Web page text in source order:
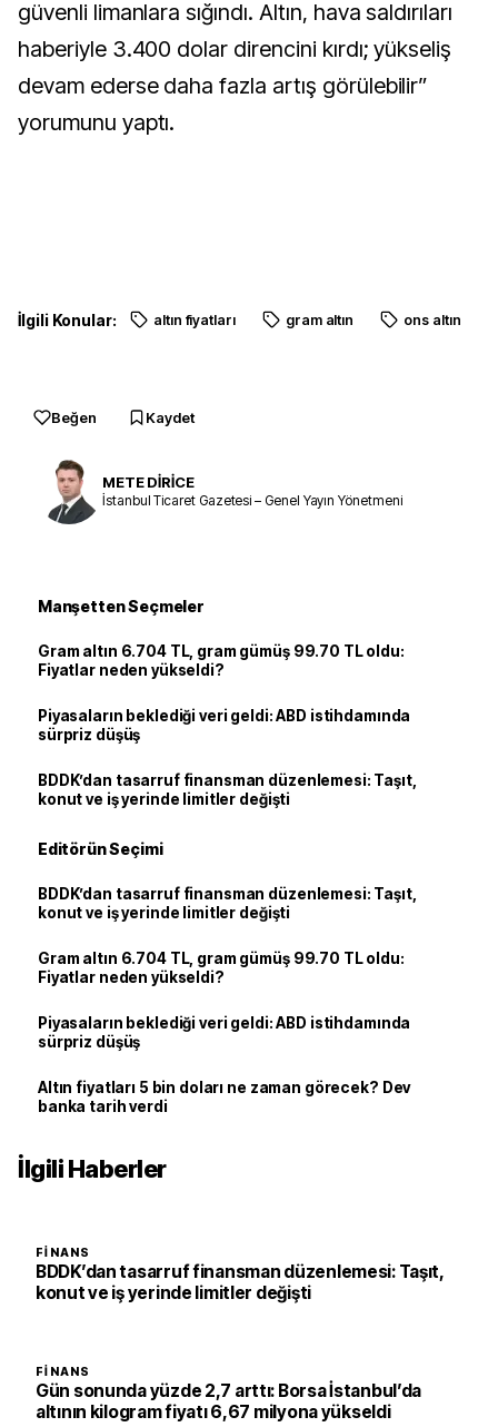
güvenli limanlara sığındı. Altın, hava saldırıları
haberiyle 3.400 dolar direncini kırdı; yükseliş
devam ederse daha fazla artış görülebilir”
yorumunu yaptı.
İlgili Konular: altın fiyatları gram altın ons altın
Beğen Kaydet
METE DİRİCE
İstanbul Ticaret Gazetesi – Genel Yayın Yönetmeni
Manşetten Seçmeler
Gram altın 6.704 TL, gram gümüş 99.70 TL oldu:
Fiyatlar neden yükseldi?
Piyasaların beklediği veri geldi: ABD istihdamında
sürpriz düşüş
BDDK’dan tasarruf finansman düzenlemesi: Taşıt,
konut ve iş yerinde limitler değişti
Editörün Seçimi
BDDK’dan tasarruf finansman düzenlemesi: Taşıt,
konut ve iş yerinde limitler değişti
Gram altın 6.704 TL, gram gümüş 99.70 TL oldu:
Fiyatlar neden yükseldi?
Piyasaların beklediği veri geldi: ABD istihdamında
sürpriz düşüş
Altın fiyatları 5 bin doları ne zaman görecek? Dev
banka tarih verdi
İlgili Haberler
FINANS
BDDK’dan tasarruf finansman düzenlemesi: Taşıt,
konut ve iş yerinde limitler değişti
FINANS
Gün sonunda yüzde 2,7 arttı: Borsa İstanbul’da
altının kilogram fiyatı 6,67 milyona yükseldi